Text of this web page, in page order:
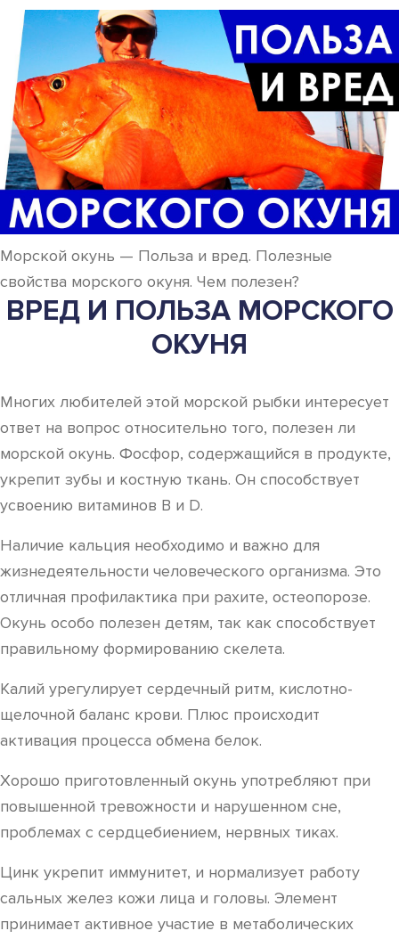
Морской окунь — Польза и вред. Полезные
свойства морского окуня. Чем полезен?
ВРЕД И ПОЛЬЗА МОРСКОГО
ОКУНЯ
Многих любителей этой морской рыбки интересует
ответ на вопрос относительно того, полезен ли
морской окунь. Фосфор, содержащийся в продукте,
укрепит зубы и костную ткань. Он способствует
усвоению витаминов В и D.
Наличие кальция необходимо и важно для
жизнедеятельности человеческого организма. Это
отличная профилактика при рахите, остеопорозе.
Окунь особо полезен детям, так как способствует
правильному формированию скелета.
Калий урегулирует сердечный ритм, кислотно-
щелочной баланс крови. Плюс происходит
активация процесса обмена белок.
Хорошо приготовленный окунь употребляют при
повышенной тревожности и нарушенном сне,
проблемах с сердцебиением, нервных тиках.
Цинк укрепит иммунитет, и нормализует работу
сальных желез кожи лица и головы. Элемент
принимает активное участие в метаболических